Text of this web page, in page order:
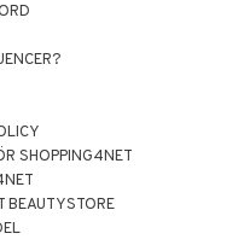
SHOPPING4NET
BEAUTYSTORE